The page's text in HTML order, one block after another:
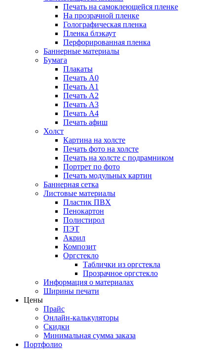
Печать на самоклеющейся пленке
На прозрачной пленке
Голографическая пленка
Пленка блэкаут
Перфорированная пленка
Баннерные материалы
Бумага
Плакаты
Печать А0
Печать А1
Печать А2
Печать А3
Печать А4
Печать афиш
Холст
Картина на холсте
Печать фото на холсте
Печать на холсте с подрамником
Портрет по фото
Печать модульных картин
Баннерная сетка
Листовые материалы
Пластик ПВХ
Пенокартон
Полистирол
ПЭТ
Акрил
Композит
Оргстекло
Таблички из оргстекла
Прозрачное оргстекло
Информация о материалах
Ширины печати
Цены
Прайс
Онлайн-калькуляторы
Скидки
Минимальная сумма заказа
Портфолио